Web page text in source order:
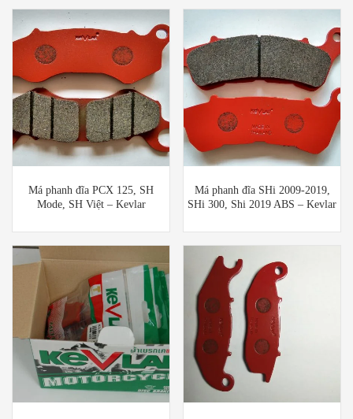
Má phanh đĩa PCX 125, SH
Mode, SH Việt – Kevlar
Má phanh đĩa SHi 2009-2019,
SHi 300, Shi 2019 ABS – Kevlar